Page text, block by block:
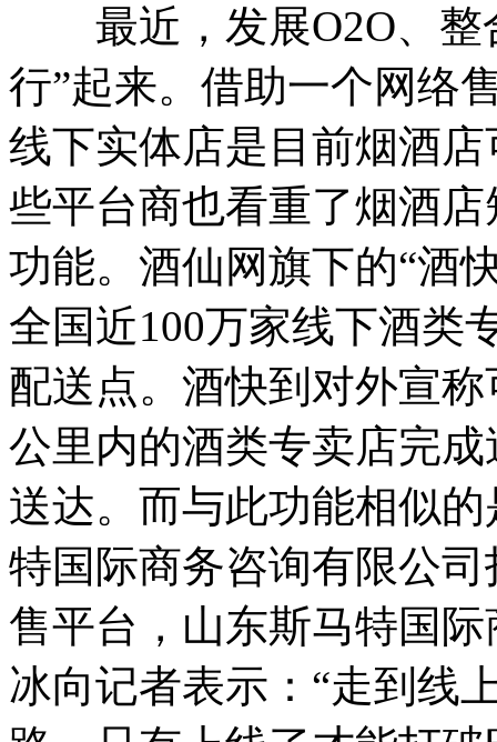
最近，发展O2O、整
行”起来。借助一个网络
线下实体店是目前烟酒
些平台商也看重了烟酒
功能。酒仙网旗下的“酒
全国近100万家线下酒类
配送点。酒快到对外宣
公里内的酒类专卖店完
送达。而与此功能相似
特国际商务咨询有限公
售平台，山东斯马特国
冰向记者表示：“走到线